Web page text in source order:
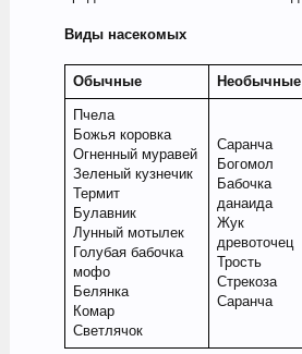
Виды насекомых
Обычные Необычные
Пчела
Божья коровка
Огненный муравей
Зеленый кузнечик
Термит
Булавник
Лунный мотылек
Голубая бабочка
мофо
Белянка
Комар
Светлячок
Саранча
Богомол
Бабочка
данаида
Жук
древоточец
Трость
Стрекоза
Саранча